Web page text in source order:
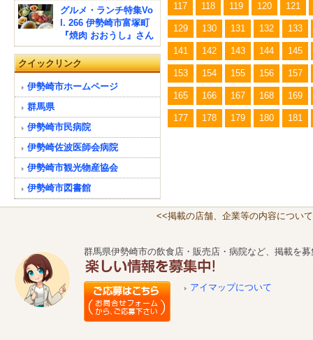
117 118 119 120 121
129 130 131 132 133
141 142 143 144 145
153 154 155 156 157
165 166 167 168 169
177 178 179 180 181
グルメ・ランチ特集Vo
l. 266 伊勢崎市富塚町
『焼肉 おおうし』さん
クイックリンク
伊勢崎市ホームページ
群馬県
伊勢崎市民病院
伊勢崎佐波医師会病院
伊勢崎市観光物産協会
伊勢崎市図書館
<<掲載の店舗、企業等の内容につい
群馬県伊勢崎市の飲食店・販売店・病院など、掲載を
アイマップについて